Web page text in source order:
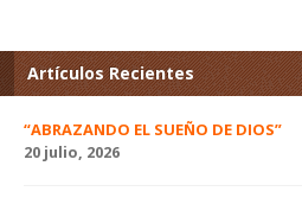
Artículos Recientes
“ABRAZANDO EL SUEÑO DE DIOS”
20 julio, 2026